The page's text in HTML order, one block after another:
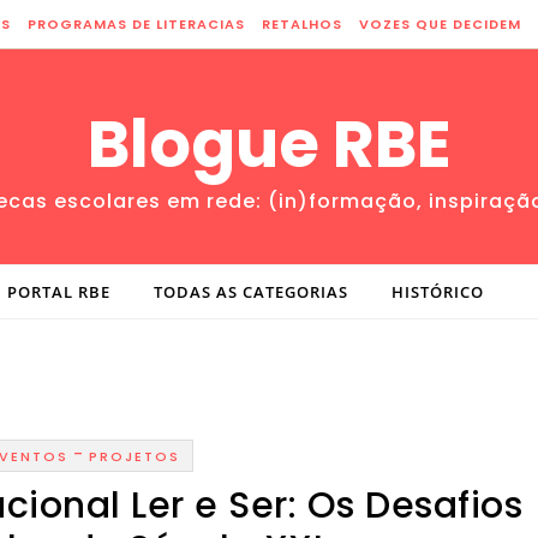
PROGRAMAS DE LITERACIAS RETALHOS VOZES QUE DECIDEM
Blogue RBE
escolares em rede: (in)formação,
PORTAL RBE TODAS AS CATEGORIAS HISTÓRICO
- PROJETOS
Ler e Ser: Os Desafios